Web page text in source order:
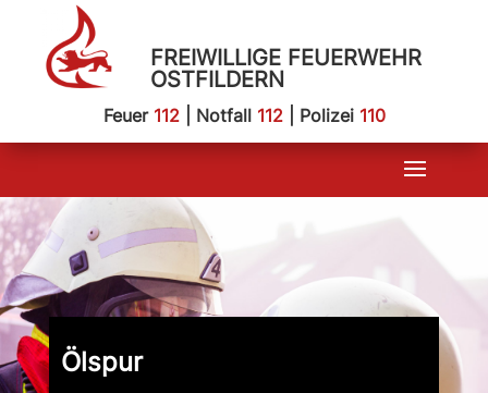
FREIWILLIGE FEUERWEHR
OSTFILDERN
Feuer 112| Notfall 112| Polizei 110
Ölspur